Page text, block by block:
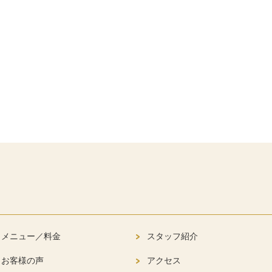
メニュー／料金 スタッフ紹介
お客様の声 アクセス